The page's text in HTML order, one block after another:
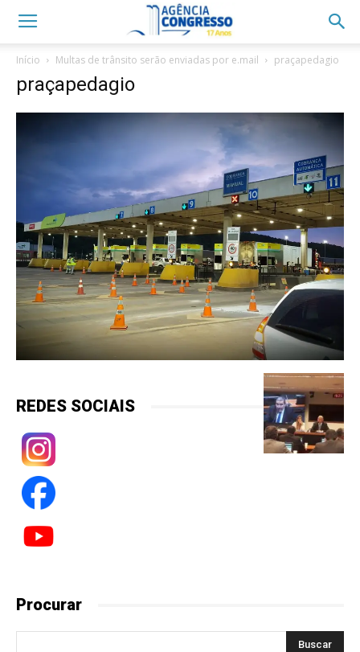
Início Multas de trânsito serão enviadas por e.mail praçapedagio
praçapedagio
REDES SOCIAIS
Procurar